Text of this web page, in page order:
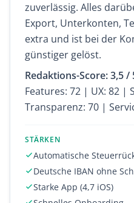
zuverlässig. Alles
Export, Unterkonten,
extra und ist bei der
günstiger gelöst.
Redaktions-Score: 3,5 /
Features: 72 | UX: 82 |
Transparenz: 70 |
STÄRKEN
Automatische
Deutsche IBAN ohne
Starke App (4,7 iOS)